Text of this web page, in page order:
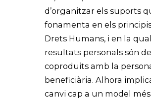
d’organitzar els suports
fonamenta en els
Drets Humans, i en la
resultats personals són
coproduits amb la
beneficiària. Alhora
canvi cap a un model més